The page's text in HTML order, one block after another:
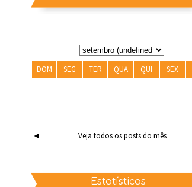
DOM SEG TER QUA QUI SEX
◄ Veja todos os posts do mês
Estatísticas